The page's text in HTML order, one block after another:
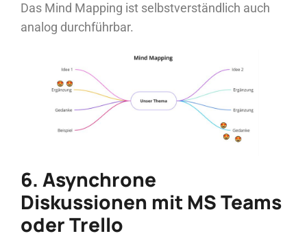
Das Mind Mapping ist selbstverständlich auch
analog durchführbar.
6. Asynchrone
Diskussionen mit MS Teams
oder Trello